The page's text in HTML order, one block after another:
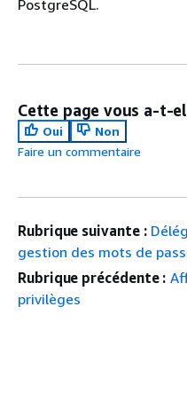
PostgreSQL.
Cette page vous a-t-
Oui
Non
Faire un commentaire
Rubrique suivante :
gestion des mots de
Rubrique précédente :
privilèges